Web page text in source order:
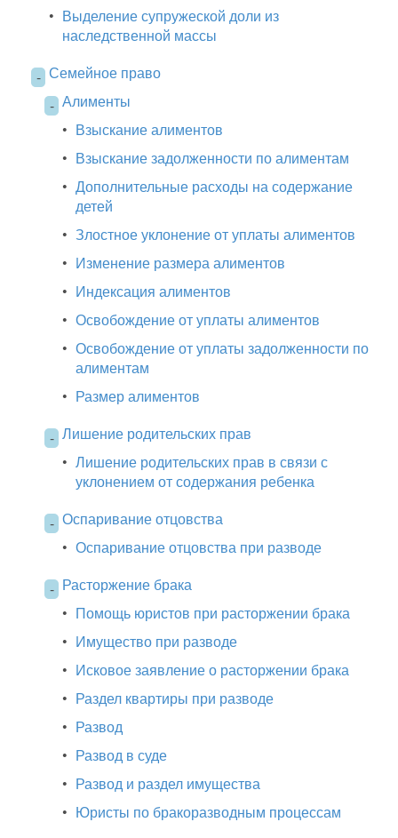
• Выделение супружеской доли из
наследственной массы
- Семейное право
- Алименты
• Взыскание алиментов
• Взыскание задолженности по алиментам
• Дополнительные расходы на содержание
детей
• Злостное уклонение от уплаты алиментов
• Изменение размера алиментов
• Индексация алиментов
• Освобождение от уплаты алиментов
• Освобождение от уплаты задолженности по
алиментам
• Размер алиментов
- Лишение родительских прав
• Лишение родительских прав в связи с
уклонением от содержания ребенка
- Оспаривание отцовства
• Оспаривание отцовства при разводе
- Расторжение брака
• Помощь юристов при расторжении брака
• Имущество при разводе
• Исковое заявление о расторжении брака
• Раздел квартиры при разводе
• Развод
• Развод в суде
• Развод и раздел имущества
• Юристы по бракоразводным процессам